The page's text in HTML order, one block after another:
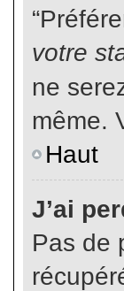
votre
ne
même.
Haut
J’ai
Pas de